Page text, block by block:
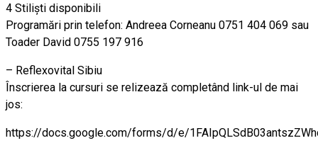
4 Stiliști disponibili
Programări prin telefon: Andreea Corneanu 0751 404 069 sau
Toader David 0755 197 916
– Reflexovital Sibiu
Înscrierea la cursuri se relizează completând link-ul de mai
jos:
https://docs.google.com/forms/d/e/